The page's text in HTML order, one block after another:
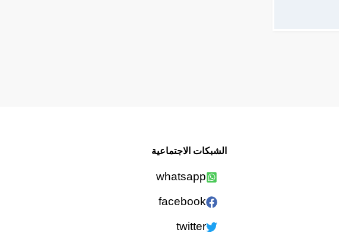
الشبكات الاجتماعية
whatsapp
facebook
twitter